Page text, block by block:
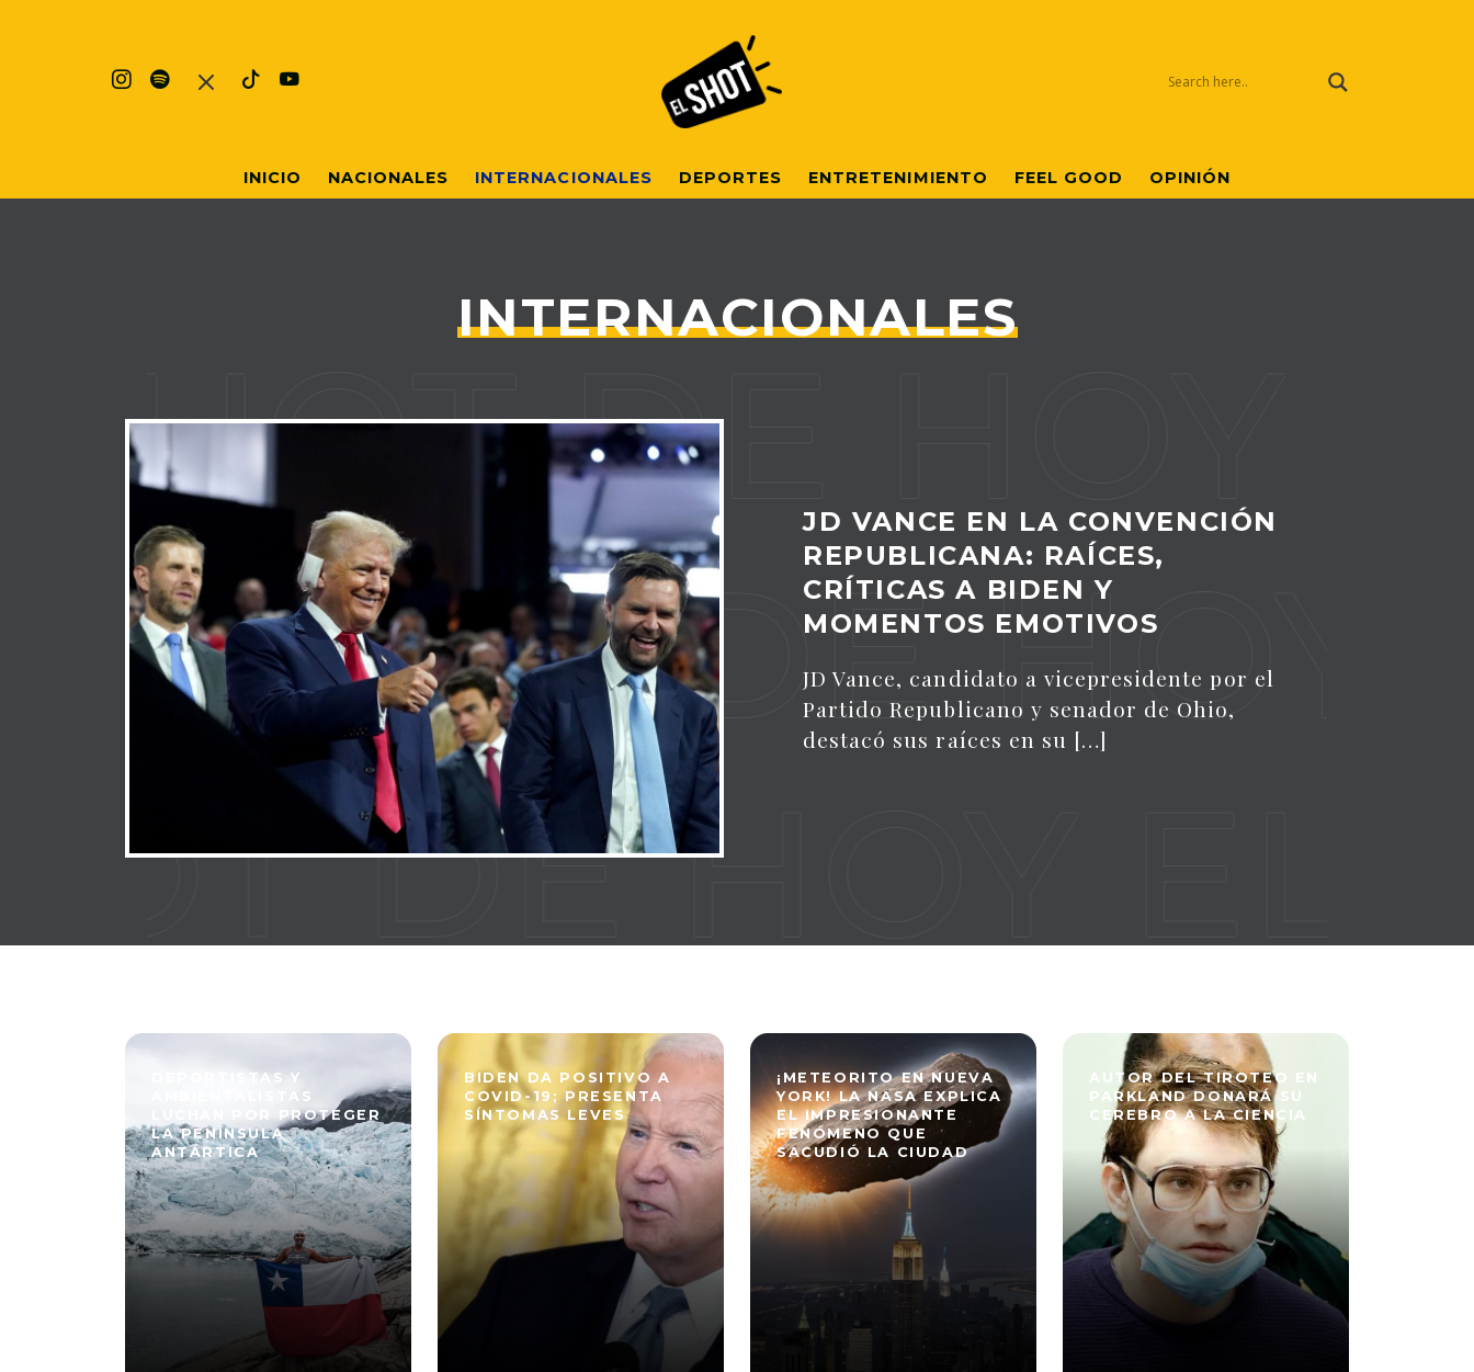
INICIO NACIONALES INTERNACIONALES DEPORTES ENTRETENIMIENTO FEEL GOOD OPINIÓN
INTERNACIONALES
JD VANCE EN LA CONVENCIÓN
REPUBLICANA: RAÍCES,
CRÍTICAS A BIDEN Y
MOMENTOS EMOTIVOS
JD Vance, candidato a vicepresidente por el
Partido Republicano y senador de Ohio,
destacó sus raíces en su […]
DE HOY
DE HOY
DE HOY EL
DEPORTISTAS Y
AMBIENTALISTAS
LUCHAN POR PROTEGER
LA PENÍNSULA
ANTÁRTICA
BIDEN DA POSITIVO A
COVID-19; PRESENTA
SÍNTOMAS LEVES
¡METEORITO EN NUEVA
YORK! LA NASA EXPLICA
EL IMPRESIONANTE
FENÓMENO QUE
SACUDIÓ LA CIUDAD
AUTOR DEL TIROTEO EN
PARKLAND DONARÁ SU
CEREBRO A LA CIENCIA